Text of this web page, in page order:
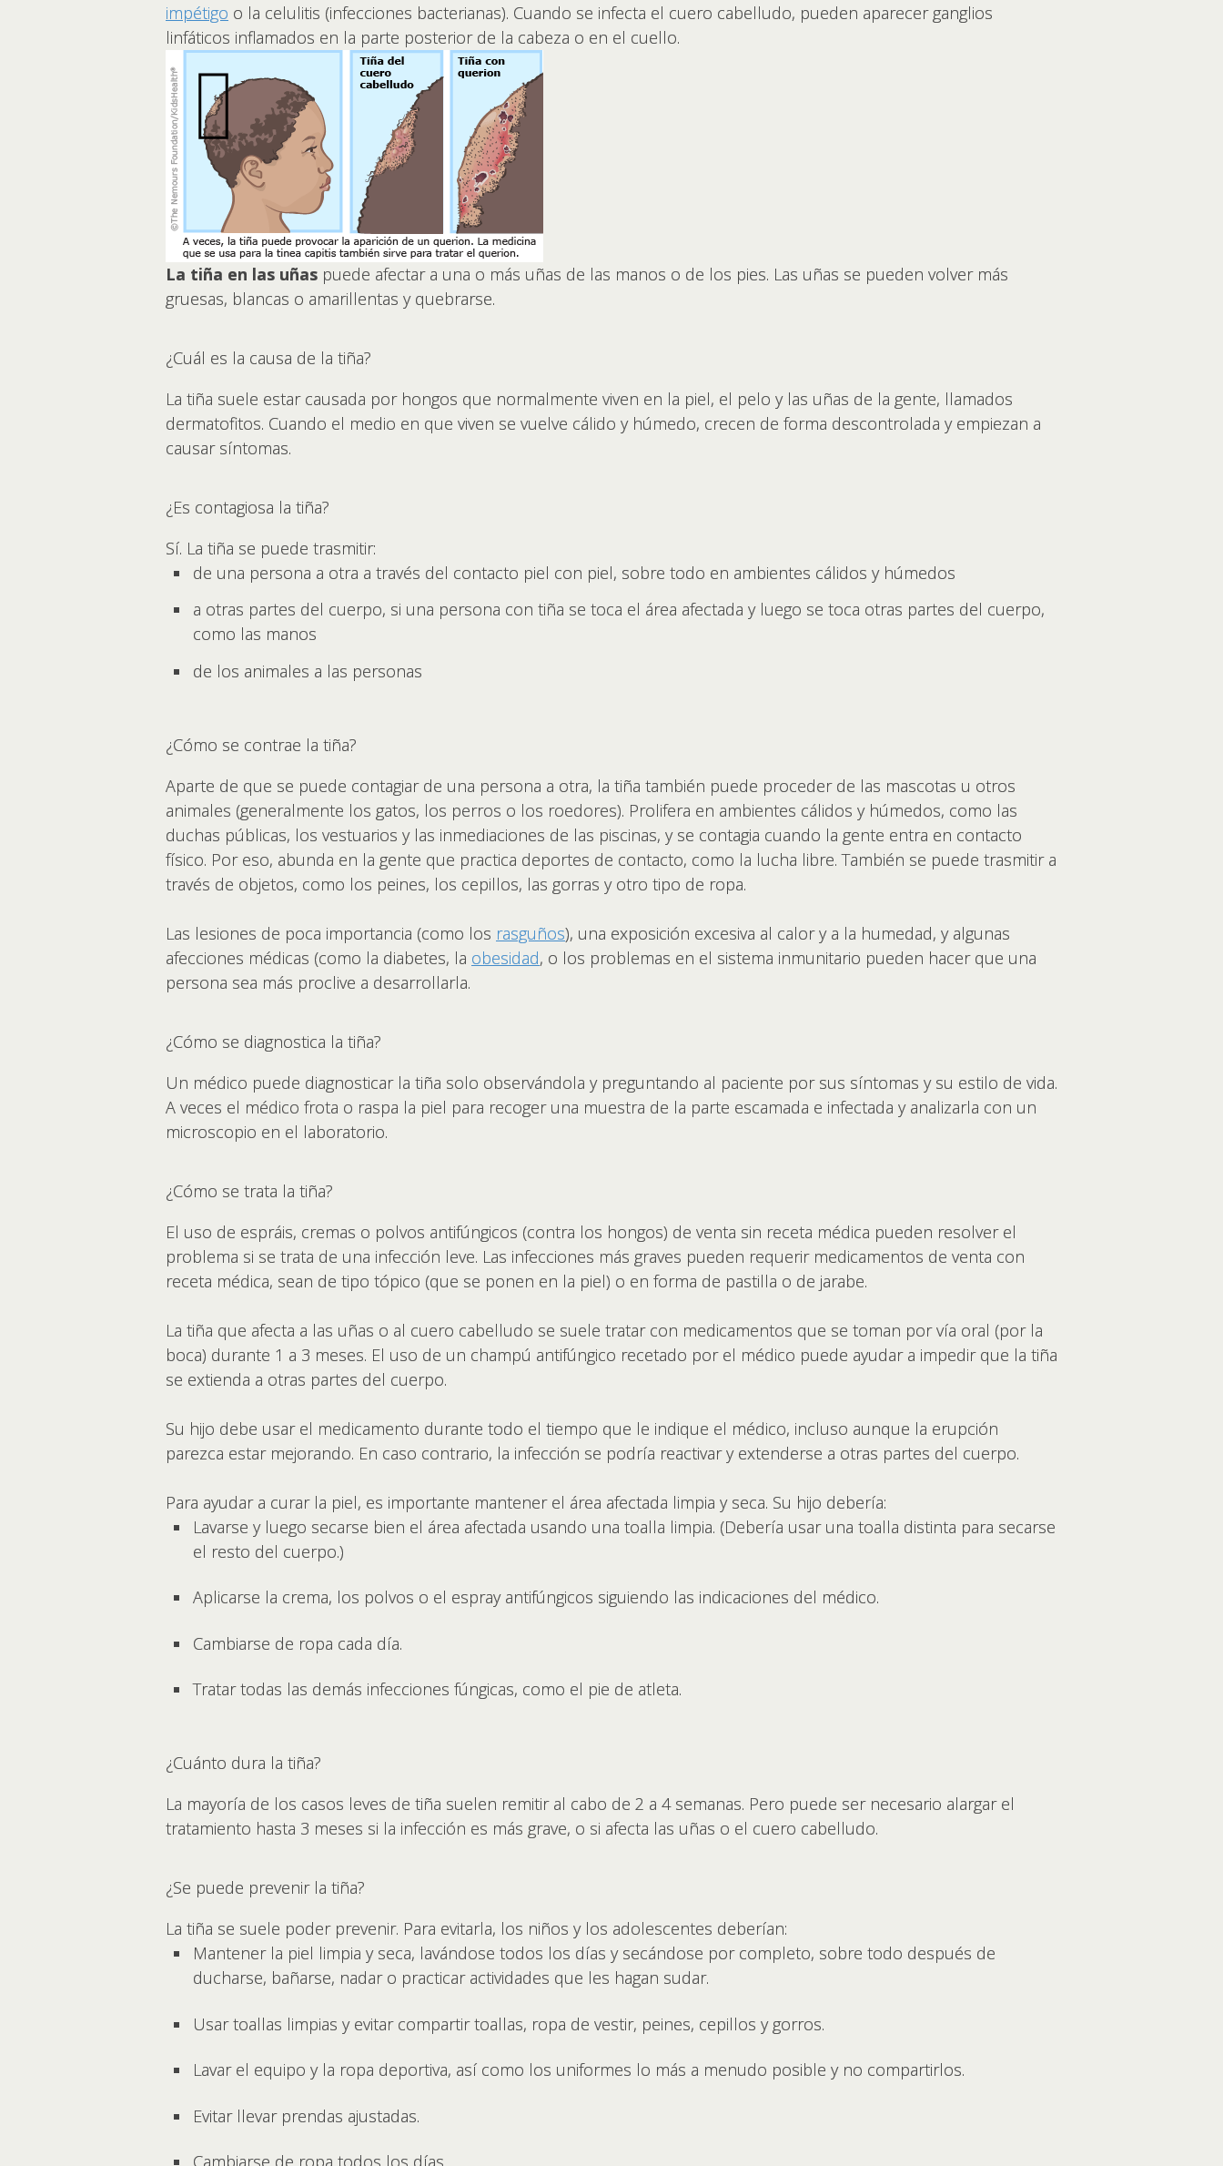
impétigo o la celulitis (infecciones bacterianas). Cuando se infecta el cuero cabelludo, pueden aparecer ganglios
linfáticos inflamados en la parte posterior de la cabeza o en el cuello.
La tiña en las uñas puede afectar a una o más uñas de las manos o de los pies. Las uñas se pueden volver más
gruesas, blancas o amarillentas y quebrarse.
¿Cuál es la causa de la tiña?
La tiña suele estar causada por hongos que normalmente viven en la piel, el pelo y las uñas de la gente, llamados
dermatofitos. Cuando el medio en que viven se vuelve cálido y húmedo, crecen de forma descontrolada y empiezan a
causar síntomas.
¿Es contagiosa la tiña?
Sí. La tiña se puede trasmitir:
de una persona a otra a través del contacto piel con piel, sobre todo en ambientes cálidos y húmedos
a otras partes del cuerpo, si una persona con tiña se toca el área afectada y luego se toca otras partes del cuerpo,
como las manos
de los animales a las personas
¿Cómo se contrae la tiña?
Aparte de que se puede contagiar de una persona a otra, la tiña también puede proceder de las mascotas u otros
animales (generalmente los gatos, los perros o los roedores). Prolifera en ambientes cálidos y húmedos, como las
duchas públicas, los vestuarios y las inmediaciones de las piscinas, y se contagia cuando la gente entra en contacto
físico. Por eso, abunda en la gente que practica deportes de contacto, como la lucha libre. También se puede trasmitir a
través de objetos, como los peines, los cepillos, las gorras y otro tipo de ropa.
Las lesiones de poca importancia (como los rasguños), una exposición excesiva al calor y a la humedad, y algunas
afecciones médicas (como la diabetes, la obesidad, o los problemas en el sistema inmunitario pueden hacer que una
persona sea más proclive a desarrollarla.
¿Cómo se diagnostica la tiña?
Un médico puede diagnosticar la tiña solo observándola y preguntando al paciente por sus síntomas y su estilo de vida.
A veces el médico frota o raspa la piel para recoger una muestra de la parte escamada e infectada y analizarla con un
microscopio en el laboratorio.
¿Cómo se trata la tiña?
El uso de espráis, cremas o polvos antifúngicos (contra los hongos) de venta sin receta médica pueden resolver el
problema si se trata de una infección leve. Las infecciones más graves pueden requerir medicamentos de venta con
receta médica, sean de tipo tópico (que se ponen en la piel) o en forma de pastilla o de jarabe.
La tiña que afecta a las uñas o al cuero cabelludo se suele tratar con medicamentos que se toman por vía oral (por la
boca) durante 1 a 3 meses. El uso de un champú antifúngico recetado por el médico puede ayudar a impedir que la tiña
se extienda a otras partes del cuerpo.
Su hijo debe usar el medicamento durante todo el tiempo que le indique el médico, incluso aunque la erupción
parezca estar mejorando. En caso contrario, la infección se podría reactivar y extenderse a otras partes del cuerpo.
Para ayudar a curar la piel, es importante mantener el área afectada limpia y seca. Su hijo debería:
Lavarse y luego secarse bien el área afectada usando una toalla limpia. (Debería usar una toalla distinta para secarse
el resto del cuerpo.)
Aplicarse la crema, los polvos o el espray antifúngicos siguiendo las indicaciones del médico.
Cambiarse de ropa cada día.
Tratar todas las demás infecciones fúngicas, como el pie de atleta.
¿Cuánto dura la tiña?
La mayoría de los casos leves de tiña suelen remitir al cabo de 2 a 4 semanas. Pero puede ser necesario alargar el
tratamiento hasta 3 meses si la infección es más grave, o si afecta las uñas o el cuero cabelludo.
¿Se puede prevenir la tiña?
La tiña se suele poder prevenir. Para evitarla, los niños y los adolescentes deberían:
Mantener la piel limpia y seca, lavándose todos los días y secándose por completo, sobre todo después de
ducharse, bañarse, nadar o practicar actividades que les hagan sudar.
Usar toallas limpias y evitar compartir toallas, ropa de vestir, peines, cepillos y gorros.
Lavar el equipo y la ropa deportiva, así como los uniformes lo más a menudo posible y no compartirlos.
Evitar llevar prendas ajustadas.